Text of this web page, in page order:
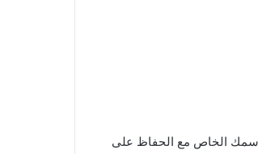
باسمك الخاص مع الحفاظ على